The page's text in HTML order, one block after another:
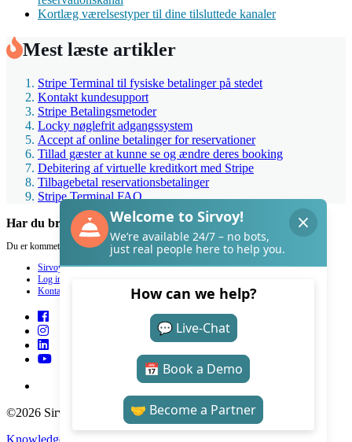
Kortlæg værelsestyper til dine tilsluttede kanaler
Mest læste artikler
Stripe Terminal til fysiske betalinger på stedet
Kontakt kundesupport
Stripe Betalingsmetoder
Locky nøglefrit adgangssystem
Accept af online betalinger for reservationer
Tillad gæster at kunne se og ændre deres booking
Debitering af virtuelle kreditkort med Stripe
Tilbagebetal reservationsbetalinger
Stripe Terminal FAQ
Har du brug for hjælp med Sirvoy?
Du er kommet til det helt rette sted.
Sirvoy
Log ind
Kontakt
©2026 Sirvoy . All Rights reserved.